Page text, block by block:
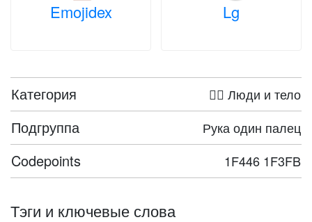
Emojidex Lg
Категория 🤦‍♀️ Люди и тело
Подгруппа Рука один палец
Codepoints 1F446 1F3FB
Тэги и ключевые слова